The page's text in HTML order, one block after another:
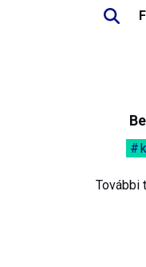
További